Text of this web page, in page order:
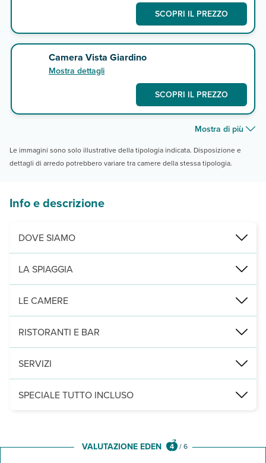
SCOPRI IL PREZZO
Camera Vista Giardino
Mostra dettagli
SCOPRI IL PREZZO
Mostra di più
Le immagini sono solo illustrative della tipologia indicata. Disposizione e
dettagli di arredo potrebbero variare tra camere della stessa tipologia.
Info e descrizione
DOVE SIAMO
Perama, a 300 m dalla spiaggia, 4 km da Benitses, 10 km da
LA SPIAGGIA
di ciottoli a 300 m, attrezzata con ombrelloni e lettini a
LE CAMERE
95 camere (25 m ) distribuite su 4 piani con servizi privati,
RISTORANTI E BAR
un ristorante principale e 2 bar, di cui uno presso la piscina e un
SERVIZI
una piscina con area separata per bambini attrezzata con
SPECIALE TUTTO INCLUSO
- snack h 11-18 presso il barVALUTAZIONE EDEN 4 /6